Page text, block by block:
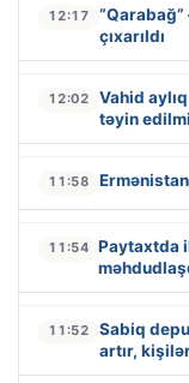
12:17
“Qarabağ”
çıxarıldı
12:02
Vahid
təyin
11:58
11:54 Paytaxtda
11:52
Sabiq
artır,